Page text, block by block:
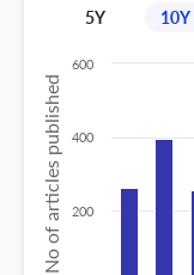
5Y 10Y
No of articles published 200
400
600